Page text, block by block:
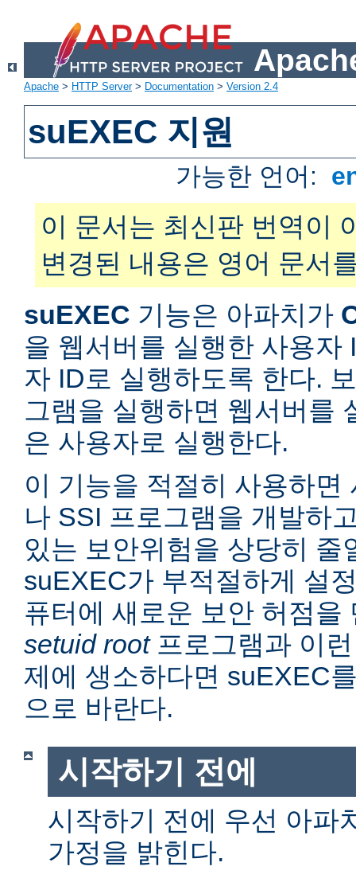
Apache > HTTP Server> Documentation > Version 2.4
suEXEC 지원
가능한 언어:
이 문서는 최신판 번역이
변경된 내용은 영어 문서
suEXEC 기능은 아파치가
을 웹서버를 실행한 사용자
자 ID로 실행하도록 한다.
그램을 실행하면 웹서버를
은 사용자로 실행한다.
이 기능을 적절히 사용하면
나 SSI 프로그램을 개발하
있는 보안위험을 상당히 줄
suEXEC가 부적절하게 설
퓨터에 새로운 보안 허점을
setuid root프로그램과 이
제에 생소하다면 suEXEC
으로 바란다.
시작하기 전에
시작하기 전에 우선 아파
가정을 밝힌다.